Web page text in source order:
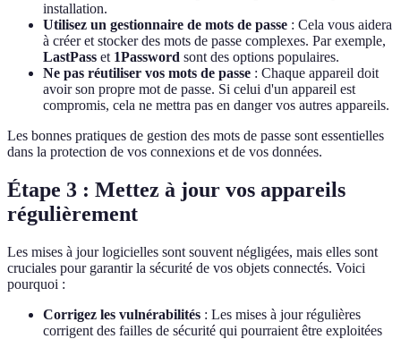
installation.
Utilisez un gestionnaire de mots de passe : Cela vous aidera
à créer et stocker des mots de passe complexes. Par exemple,
LastPass et 1Password sont des options populaires.
Ne pas réutiliser vos mots de passe : Chaque appareil doit
avoir son propre mot de passe. Si celui d'un appareil est
compromis, cela ne mettra pas en danger vos autres appareils.
Les bonnes pratiques de gestion des mots de passe sont essentielles
dans la protection de vos connexions et de vos données.
Étape 3 : Mettez à jour vos appareils
régulièrement
Les mises à jour logicielles sont souvent négligées, mais elles sont
cruciales pour garantir la sécurité de vos objets connectés. Voici
pourquoi :
Corrigez les vulnérabilités : Les mises à jour régulières
corrigent des failles de sécurité qui pourraient être exploitées